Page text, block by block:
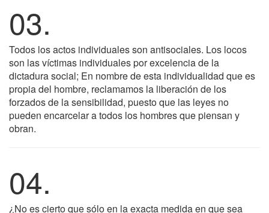
03.
Todos los actos individuales son antisociales. Los locos
son las víctimas individuales por excelencia de la
dictadura social; En nombre de esta individualidad que es
propia del hombre, reclamamos la liberación de los
forzados de la sensibilidad, puesto que las leyes no
pueden encarcelar a todos los hombres que piensan y
obran.
04.
¿No es cierto que sólo en la exacta medida en que sea